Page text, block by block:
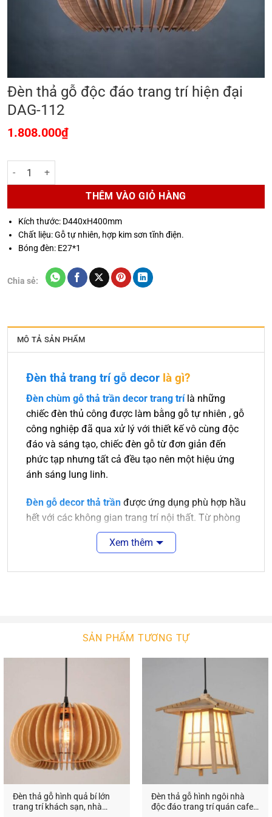
Đèn thả gỗ độc đáo trang trí hiện đại
DAG-112
1.808.000₫
Đèn thả gỗ độc đáo trang trí hiện đại DAG-112 số lượng
THÊM VÀO GIỎ HÀNG
Kích thước: D440xH400mm
Chất liệu: Gỗ tự nhiên, hợp kim sơn tĩnh điện.
Bóng đèn: E27*1
Chia sẻ:
MÔ TẢ SẢN PHẨM
Đèn thả trang trí gỗ decor là gì?
Đèn chùm gỗ thả trần decor trang trí là những
chiếc đèn thủ công được làm bằng gỗ tự nhiên , gỗ
công nghiệp đã qua xử lý với thiết kế vô cùng độc
đáo và sáng tạo, chiếc đèn gỗ từ đơn giản đến
phức tạp nhưng tất cả đều tạo nên một hiệu ứng
ánh sáng lung linh.
Đèn gỗ decor thả trần được ứng dụng phù hợp hầu
hết với các không gian trang trí nội thất. Từ phòng
khách sang trọng đến nhà bếp hay phòng ngủ cần
sự ấm áp thì đều có những chiếc đèn gỗ phù hợp.
Với kiểu dáng và kích thước đa dạng,đèn gổ decor
mang đến sự cân bằng, tạo cảm giác nhẹ nhàng,
trang nhã và thanh thoát.
Không chỉ tạo sự cân bằng cho nội thất,đèn gỗ
decor trang trícòn có khả năng tạo sự cân bằng
cho màu sắc bởi ánh sáng phát ra từ đèn không
quá chói gắt, cũng không quá lạnh lẽo. Bất kể màu
sắc chủ đạo của căn phòng là gì thì đèn gỗ trang
Xem thêm
SẢN PHẨM TƯƠNG TỰ
Đèn thả gỗ hình quả bí lớn
trang trí khách sạn, nhà
Đèn thả gỗ hình ngôi nhà
độc đáo trang trí quán cafe